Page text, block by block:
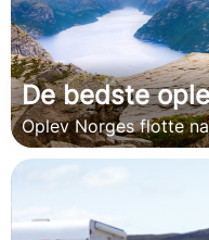
De bedste
Oplev Norges flotte